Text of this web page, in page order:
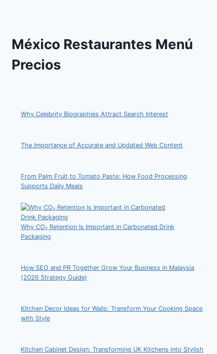
México Restaurantes Menú
Precios
Why Celebrity Biographies Attract Search Interest
The Importance of Accurate and Updated Web Content
From Palm Fruit to Tomato Paste: How Food Processing
Supports Daily Meals
Why CO₂ Retention Is Important in Carbonated Drink
Packaging
How SEO and PR Together Grow Your Business in Malaysia
(2026 Strategy Guide)
Kitchen Decor Ideas for Walls: Transform Your Cooking Space
with Style
Kitchen Cabinet Design: Transforming UK Kitchens into Stylish